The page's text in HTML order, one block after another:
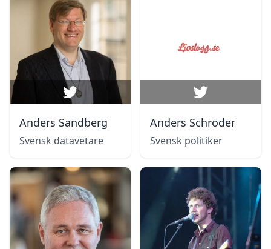
Anders Sandberg
Svensk datavetare
Anders Schröder
Svensk politiker